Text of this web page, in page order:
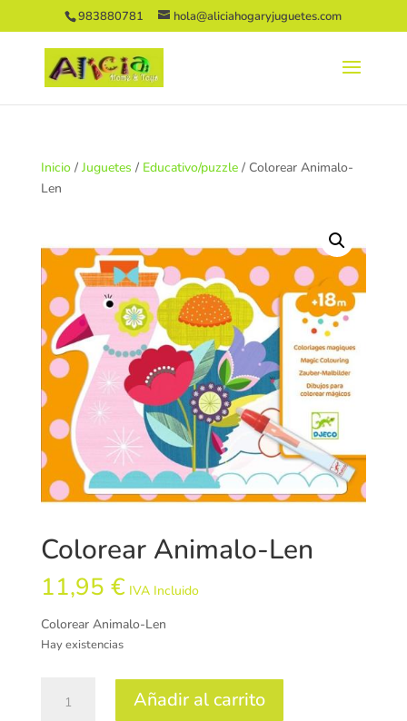
983880781 hola@aliciahogaryjuguetes.com
Inicio/ Juguetes / Educativo/puzzle/ Colorear Animalo-
Len
Colorear Animalo-Len
11,95 € IVA Incluido
Colorear Animalo-Len
Hay existencias
Animalo-
Añadir al carrito